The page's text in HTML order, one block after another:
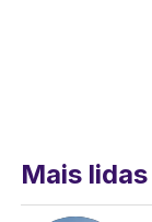
Mais lidas